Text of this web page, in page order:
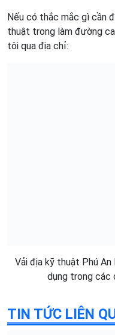
Nếu có thắc mắc gì cần
thuật trong làm đường
tôi qua địa chỉ:
Vải địa kỹ thuật Phú
dụng trong các
TIN TỨC LIÊN